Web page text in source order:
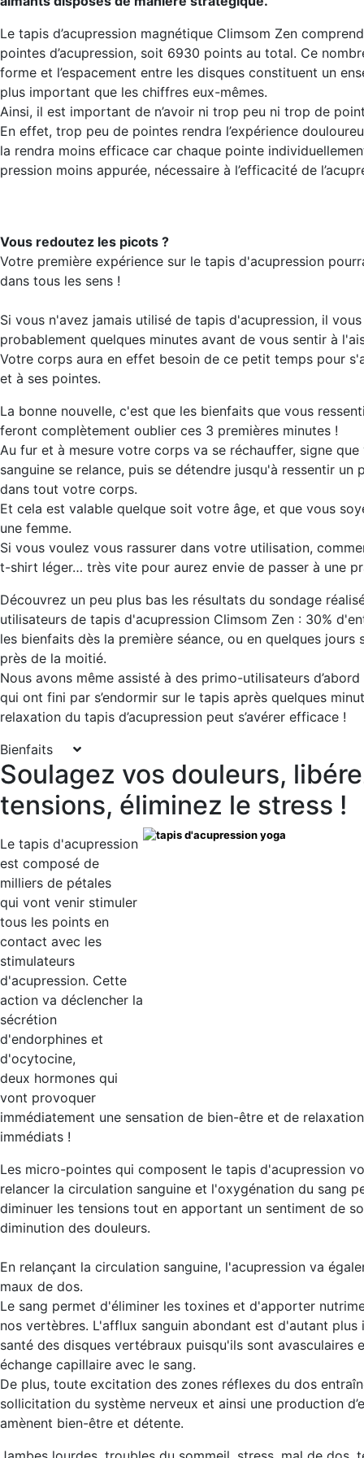
Le tapis d’acupression magnétique Climsom Zen
pointes d’acupression, soit 6930 points au total. Ce
forme et l’espacement entre les disques constituent un
plus important que les chiffres eux-mêmes.
Ainsi, il est important de n’avoir ni trop peu ni trop de
En effet, trop peu de pointes rendra l’expérience
la rendra moins efficace car chaque pointe
pression moins appurée, nécessaire à l’efficacité de
Vous redoutez les picots ?
Votre première expérience sur le tapis d'acupression
dans tous les sens !
Si vous n'avez jamais utilisé de tapis d'acupression, il
probablement quelques minutes avant de vous sentir à
Votre corps aura en effet besoin de ce petit temps pour
et à ses pointes.
La bonne nouvelle, c'est que les bienfaits que vous
feront complètement oublier ces 3 premières minutes !
Au fur et à mesure votre corps va se réchauffer, signe
sanguine se relance, puis se détendre jusqu'à ressentir un
dans tout votre corps.
Et cela est valable quelque soit votre âge, et que vous
une femme.
Si vous voulez vous rassurer dans votre utilisation,
t-shirt léger… très vite pour aurez envie de passer à une
Découvrez un peu plus bas les résultats du sondage
utilisateurs de tapis d'acupression Climsom Zen : 30%
les bienfaits dès la première séance, ou en quelques jours
près de la moitié.
Nous avons même assisté à des primo-utilisateurs
qui ont fini par s’endormir sur le tapis après quelques
relaxation du tapis d’acupression peut s’avérer efficace !
Bienfaits
Soulagez vos douleurs,
tensions, éliminez le stress !
Le tapis d'acupression
est composé de
milliers de pétales
qui vont venir stimuler
tous les points en
contact avec les
stimulateurs
d'acupression. Cette
action va déclencher la
sécrétion
d'endorphines et
d'ocytocine,
deux hormones qui
vont provoquer
immédiatement une sensation de bien-être et de
immédiats !
Les micro-pointes qui composent le tapis d'acupression
relancer la circulation sanguine et l'oxygénation du sang
diminuer les tensions tout en apportant un sentiment de
diminution des douleurs.
En relançant la circulation sanguine, l'acupression va
maux de dos.
Le sang permet d'éliminer les toxines et d'apporter
nos vertèbres. L'afflux sanguin abondant est d'autant
santé des disques vertébraux puisqu'ils sont avasculaires
échange capillaire avec le sang.
De plus, toute excitation des zones réflexes du dos
sollicitation du système nerveux et ainsi une production
amènent bien-être et détente.